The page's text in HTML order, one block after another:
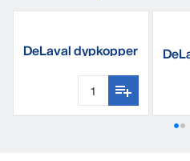
DeLaval dypkopper